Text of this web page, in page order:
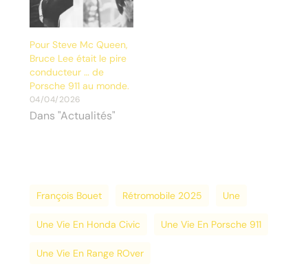
Pour Steve Mc Queen,
Bruce Lee était le pire
conducteur … de
Porsche 911 au monde.
04/04/2026
Dans "Actualités"
François Bouet Rétromobile 2025 Une
Une Vie En Honda Civic Une Vie En Porsche 911
Une Vie En Range ROver